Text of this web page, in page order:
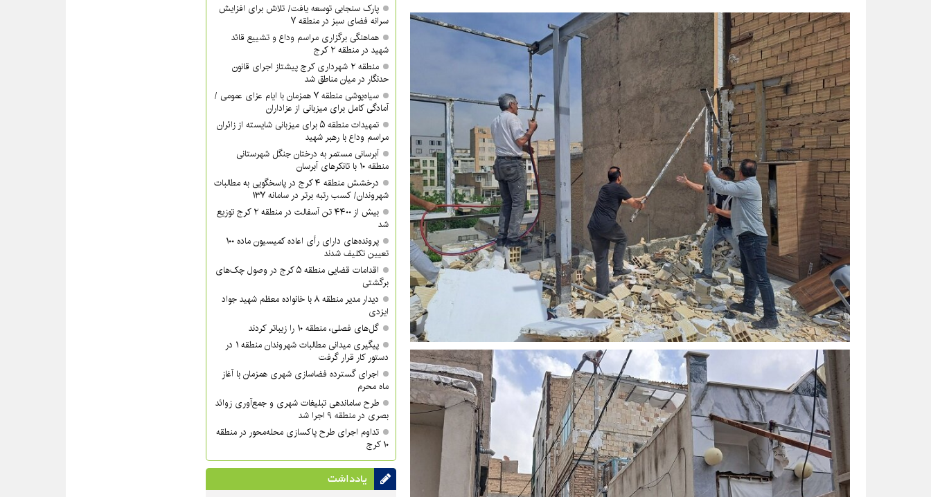
پارک سنجابی توسعه یافت/ تلاش برای افزایش
سرانه فضای سبز در منطقه ۷
هماهنگی برگزاری مراسم وداع و تشییع قائد
شهید در منطقه ۲ کرج
منطقه ۲ شهرداری کرج پیشتاز اجرای قانون
حدنگار در میان مناطق شد
سیاه‌پوشی منطقه ۷ همزمان با ایام عزای عمومی /
آمادگی کامل برای میزبانی از عزاداران
تمهیدات منطقه ۵ برای میزبانی شایسته از زائران
مراسم وداع با رهبر شهید
آبرسانی مستمر به درختان جنگل شهرستانی
منطقه ۱۰ با تانکرهای آبرسان
درخشش منطقه ۴ کرج در پاسخگویی به مطالبات
شهروندان/ کسب رتبه برتر در سامانه ۱۳۷
بیش از ۴۴۰۰ تن آسفالت در منطقه ۲ کرج توزیع
شد
پرونده‌های دارای رأی اعاده کمیسیون ماده ۱۰۰
تعیین تکلیف شدند
اقدامات قضایی منطقه ۵ کرج در وصول چک‌های
برگشتی
دیدار مدیر منطقه ۸ با خانواده معظم شهید جواد
ایزدی
گل‌های فصلی، منطقه ۱۰ را زیباتر کردند
پیگیری میدانی مطالبات شهروندان منطقه ۱ در
دستور کار قرار گرفت
اجرای گسترده فضاسازی شهری همزمان با آغاز
ماه محرم
طرح ساماندهی تبلیغات شهری و جمع‌آوری زوائد
بصری در منطقه ۹ اجرا شد
تداوم اجرای طرح پاکسازی محله‌محور در منطقه
۱۰ کرج
یادداشت